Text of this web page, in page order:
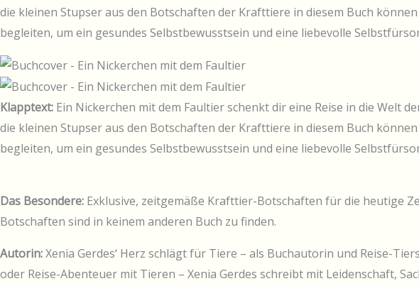
die kleinen Stupser aus den Botschaften der Krafttiere in diesem Buch
begleiten, um ein gesundes Selbstbewusstsein und eine liebevolle
Klapptext: Ein Nickerchen mit dem Faultier schenkt dir eine Reise in die Welt
die kleinen Stupser aus den Botschaften der Krafttiere in diesem Buch
begleiten, um ein gesundes Selbstbewusstsein und eine liebevolle
Das Besondere: Exklusive, zeitgemäße Krafttier-Botschaften für die heutige
Botschaften sind in keinem anderen Buch zu finden.
Autorin:Xenia Gerdes‘ Herz schlägt für Tiere – als Buchautorin und Reise-
oder Reise-Abenteuer mit Tieren – Xenia Gerdes schreibt mit Leidenschaft,